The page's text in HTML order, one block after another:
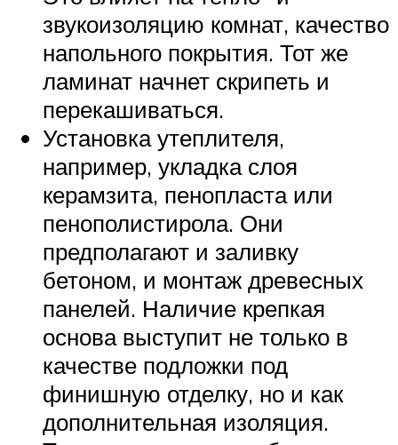
звукоизоляцию комнат, качество
напольного покрытия. Тот же
ламинат начнет скрипеть и
перекашиваться.
Установка утеплителя,
например, укладка слоя
керамзита, пенопласта или
пенополистирола. Они
предполагают и заливку
бетоном, и монтаж древесных
панелей. Наличие крепкая
основа выступит не только в
качестве подложки под
финишную отделку, но и как
дополнительная изоляция.